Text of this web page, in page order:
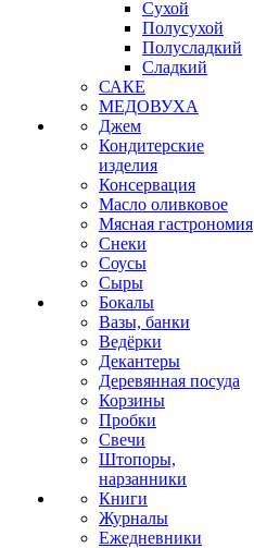
Сухой
Полусухой
Полусладкий
Сладкий
САКЕ
МЕДОВУХА
Джем
Кондитерские
изделия
Консервация
Масло оливковое
Мясная гастрономия
Снеки
Соусы
Сыры
Бокалы
Вазы, банки
Ведёрки
Декантеры
Деревянная посуда
Корзины
Пробки
Свечи
Штопоры,
нарзанники
Книги
Журналы
Ежедневники